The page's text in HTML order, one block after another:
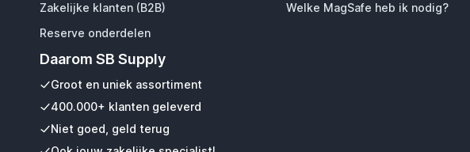
Zakelijke klanten (B2B)
Reserve onderdelen
Daarom SB Supply
Groot en uniek assortiment
400.000+ klanten geleverd
Niet goed, geld terug
Welke MagSafe heb ik nodig?